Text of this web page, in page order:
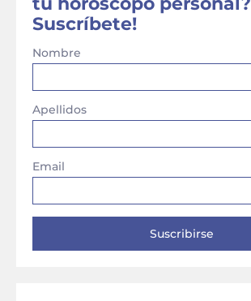
Suscríbete!
Nombre
Apellidos
Email